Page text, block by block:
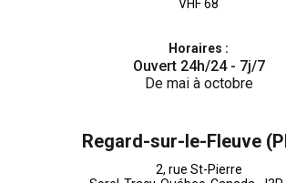
VHF 68
Horaires :
Ouvert 24h/24 - 7j/7
De mai à octobre
Regard-sur-le-Fleuve
2, rue St-Pierre